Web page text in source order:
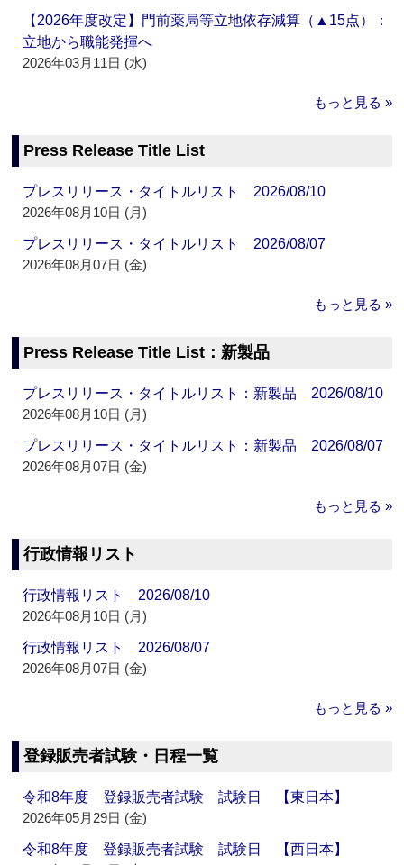
【2026年度改定】門前薬局等立地依存減算（▲15点）：
立地から職能発揮へ
2026年03月11日 (水)
もっと見る »
Press Release Title List
プレスリリース・タイトルリスト 2026/08/10
2026年08月10日 (月)
プレスリリース・タイトルリスト 2026/08/07
2026年08月07日 (金)
もっと見る »
Press Release Title List：新製品
プレスリリース・タイトルリスト：新製品 2026/08/10
2026年08月10日 (月)
プレスリリース・タイトルリスト：新製品 2026/08/07
2026年08月07日 (金)
もっと見る »
行政情報リスト
行政情報リスト 2026/08/10
2026年08月10日 (月)
行政情報リスト 2026/08/07
2026年08月07日 (金)
もっと見る »
登録販売者試験・日程一覧
令和8年度 登録販売者試験 試験日 【東日本】
2026年05月29日 (金)
令和8年度 登録販売者試験 試験日 【西日本】